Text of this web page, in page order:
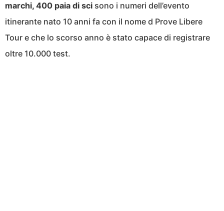
marchi, 400 paia di sci sono i numeri dell’evento
itinerante nato 10 anni fa con il nome d Prove Libere
Tour e che lo scorso anno è stato capace di registrare
oltre 10.000 test.